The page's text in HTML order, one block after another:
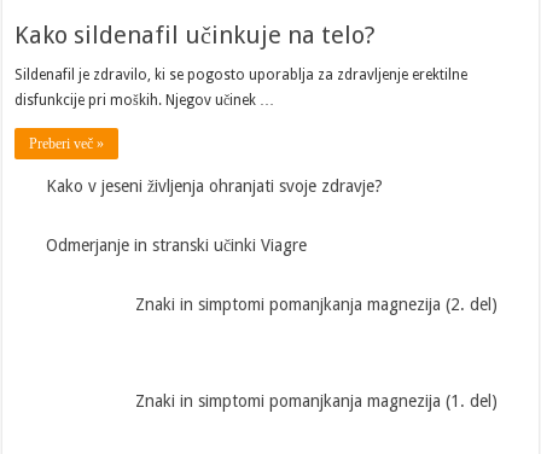
Kako sildenafil učinkuje na telo?
Sildenafil je zdravilo, ki se pogosto uporablja za zdravljenje erektilne
disfunkcije pri moških. Njegov učinek …
Preberi več »
Kako v jeseni življenja ohranjati svoje zdravje?
Odmerjanje in stranski učinki Viagre
Znaki in simptomi pomanjkanja magnezija (2. del)
Znaki in simptomi pomanjkanja magnezija (1. del)